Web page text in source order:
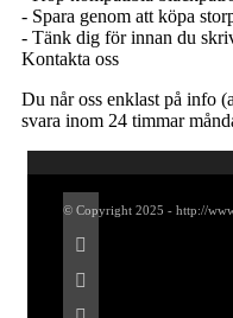
- Spara genom att köpa
- Tänk dig för innan du
Kontakta oss
Du når oss enklast på info
svara inom 24 timmar
© Copyright 2025 - http://